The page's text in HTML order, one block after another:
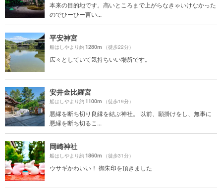
本来の目的地です。高いところまで上がらなきゃいけなかった
のでひーひー言い...
平安神宮
船はしやより約1280m （徒歩22分）
広々としていて気持ちいい場所です。
安井金比羅宮
船はしやより約1100m （徒歩19分）
悪縁を断ち切り良縁を結ぶ神社。 以前、願掛けをし、無事に
悪縁を断ち切るこ...
岡崎神社
船はしやより約1860m （徒歩31分）
ウサギかわいい！ 御朱印を頂きました